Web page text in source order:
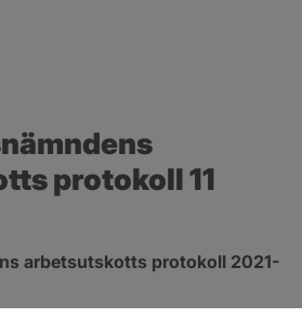
protokoll 11
arbetsutskotts protokoll 2021-